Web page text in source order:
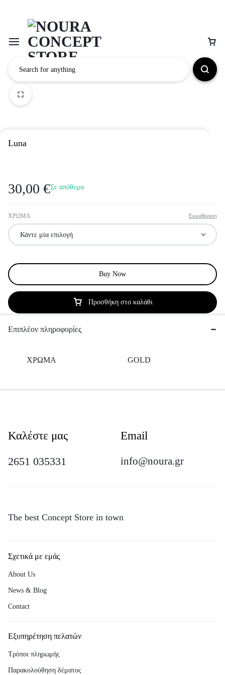
Luna
30,00 €Σε απόθεμα
ΧΡΩΜΑ Εκκαθάριση
Προσθήκη στο καλάθι
Buy Now
Επιπλέον πληροφορίες
ΧΡΩΜΑ GOLD
Καλέστε μας
2651 035331
Email
info@noura.gr
The best Concept Store in town
Σχετικά με εμάς
About Us
News & Blog
Contact
Εξυπηρέτηση πελατών
Τρόποι πληρωμής
Παρακολούθηση δέματος